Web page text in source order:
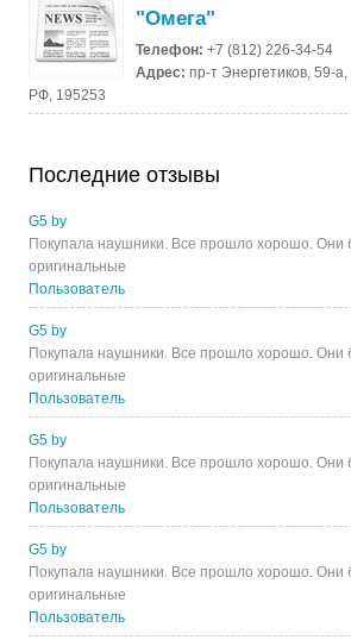
"Омега"
Телефон:+7 (812) 226-34-54
Адрес:пр-т Энергетиков, 59-а,
РФ, 195253
Последние отзывы
G5 by
Покупала наушники. Все прошло хорошо. Они
оригинальные
Пользователь
G5 by
Покупала наушники. Все прошло хорошо. Они
оригинальные
Пользователь
G5 by
Покупала наушники. Все прошло хорошо. Они
оригинальные
Пользователь
G5 by
Покупала наушники. Все прошло хорошо. Они
оригинальные
Пользователь